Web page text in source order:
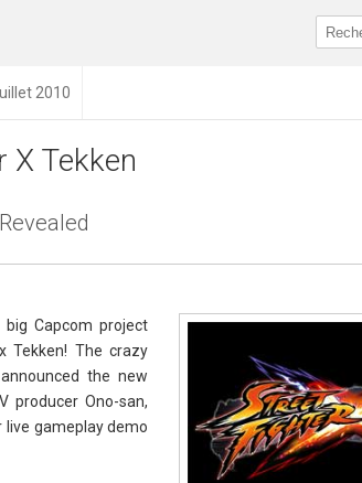
2010
X Tekken
Capcom project
Tekken! The crazy
the new
producer Ono-san,
live gameplay demo